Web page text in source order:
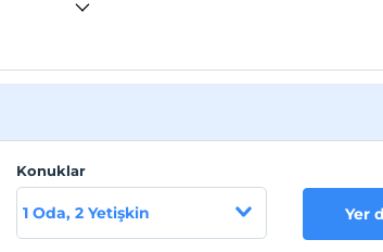
Konuklar
1 Oda, 2 Yetişkin Yer